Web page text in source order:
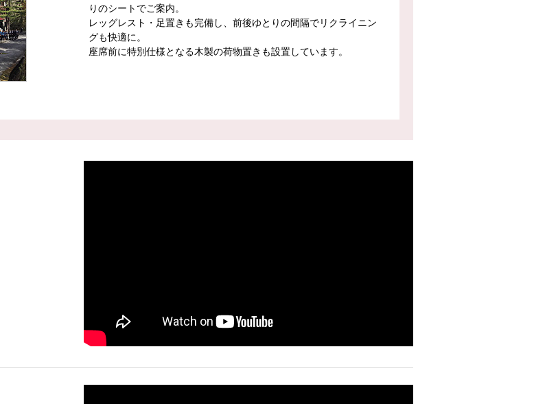
りのシートでご案内。
レッグレスト・足置きも完備し、前後ゆとりの間隔でリクライニン
グも快適に。
座席前に特別仕様となる木製の荷物置きも設置しています。